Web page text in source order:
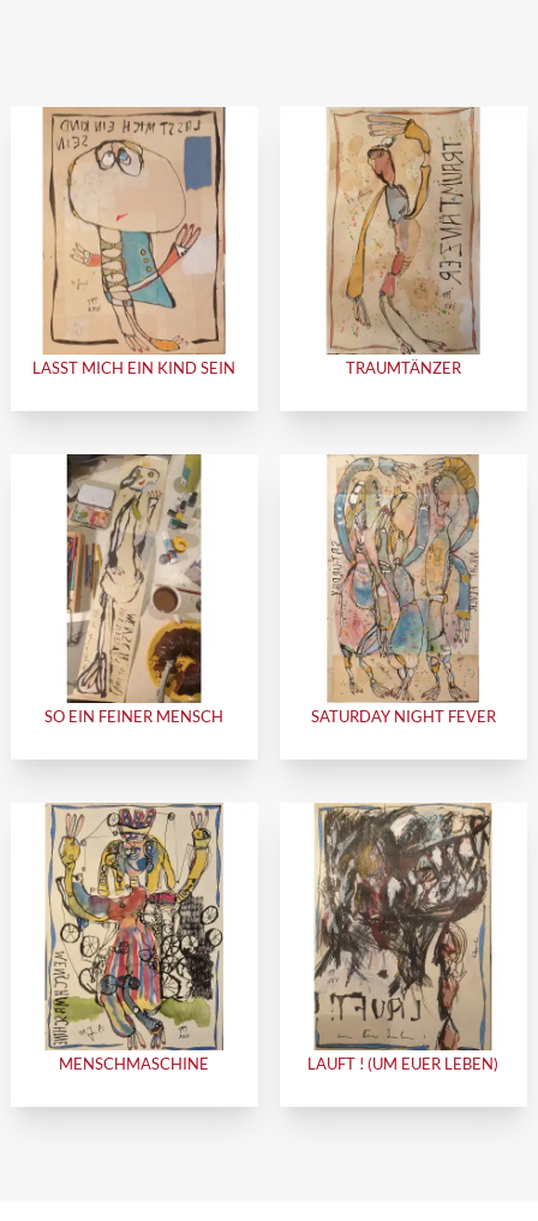
LASST MICH EIN KIND SEIN TRAUMTÄNZER
SO EIN FEINER MENSCH SATURDAY NIGHT FEVER
MENSCHMASCHINE LAUFT ! (UM EUER LEBEN)